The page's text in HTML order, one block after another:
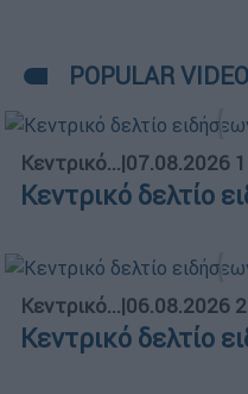
POPULAR
Κεντρικό...|07.08.2026
Κεντρικό δελτίο
Κεντρικό...|06.08.2026
Κεντρικό δελτίο